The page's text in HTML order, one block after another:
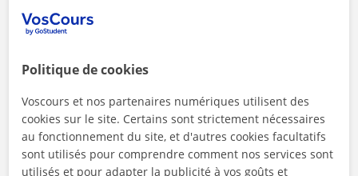
Maths
Cours de mathématiques primaire et
secondaire inférieur
Les cours s'adressent aux élèves de primaire et de
secondaire (jusqu'en quatrième secondaire compris) ayant
Politique de cookies
Voscours et nos partenaires numériques utilisent des
cookies sur le site. Certains sont strictement nécessaires
au fonctionnement du site, et d'autres cookies facultatifs
sont utilisés pour comprendre comment nos services sont
utilisés et pour adapter la publicité à vos goûts et